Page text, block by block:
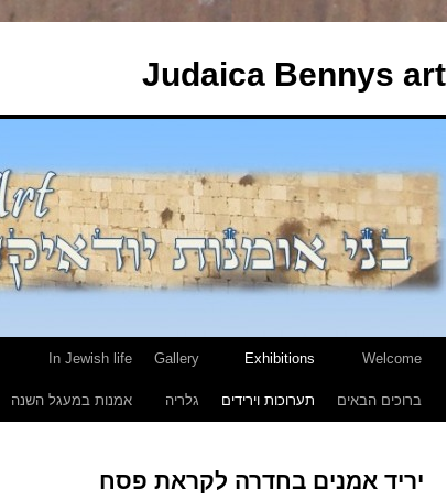
Judaica Bennys art
לדלג
לתוכן
Welcome
ברוכים הבאים
Exhibitions
תערוכות וירידים
Gallery
גלריה
In Jewish life
אמנות במעגל השנה
יריד אמנים בחדרה לקראת פסח